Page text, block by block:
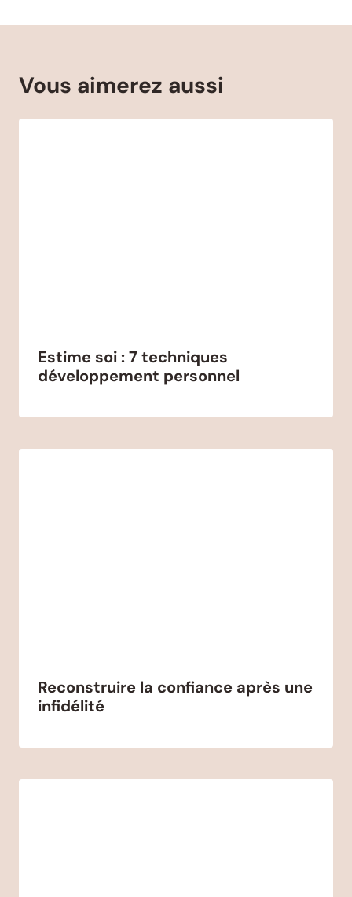
Vous aimerez aussi
Estime soi : 7 techniques
développement personnel
Reconstruire la confiance après une
infidélité